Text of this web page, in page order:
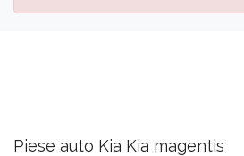
Piese auto Kia Kia magentis